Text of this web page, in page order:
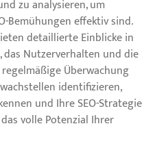
zu analysieren, um
Bemühungen effektiv sind.
detaillierte Einblicke in
Nutzerverhalten und die
Überwachung
identifizieren,
und Ihre SEO-Strategie
volle Potenzial Ihrer